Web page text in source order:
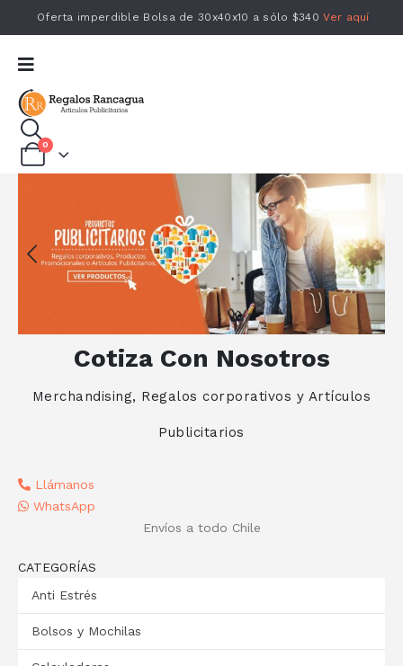
Oferta imperdible Bolsa de 30x40x10 a sólo $340Ver aquí
0
Cotiza Con Nosotros
Merchandising, Regalos corporativos y Artículos
Publicitarios
Llámanos
WhatsApp
Envíos a todo Chile
CATEGORÍAS
Anti Estrés
Bolsos y Mochilas